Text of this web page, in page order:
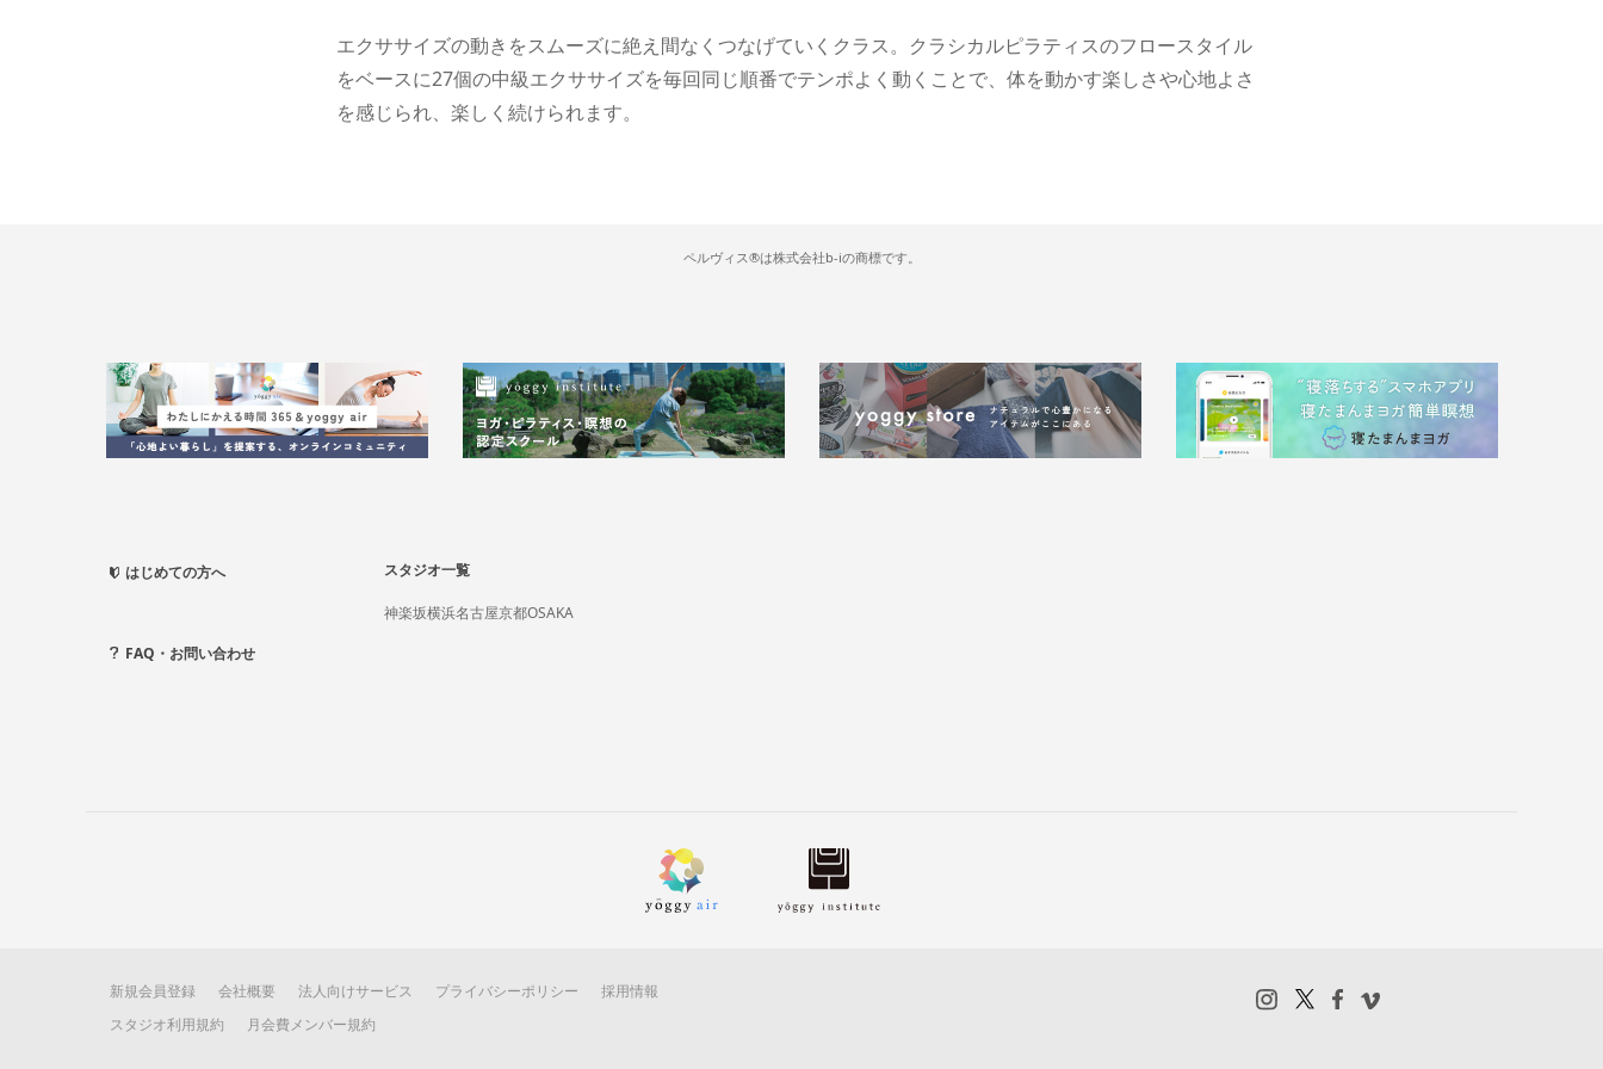
エクササイズの動きをスムーズに絶え間なくつなげていくクラス。クラシカルピラティスのフロースタイル
をベースに27個の中級エクササイズを毎回同じ順番でテンポよく動くことで、体を動かす楽しさや心地よさ
を感じられ、楽しく続けられます。
ペルヴィス®は株式会社b-iの商標です。
はじめての方へ
FAQ・お問い合わせ
スタジオ一覧
神楽坂横浜名古屋京都OSAKA
新規会員登録 会社概要 法人向けサービス プライバシーポリシー
採用情報
スタジオ利用規約
月会費メンバー規約